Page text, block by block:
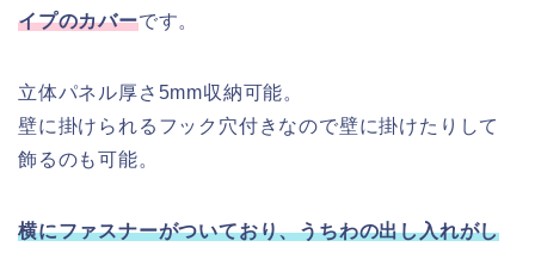
イプのカバーです。
立体パネル厚さ5mm収納可能。
壁に掛けられるフック穴付きなので壁に掛けたりして
飾るのも可能。
横にファスナーがついており、うちわの出し入れがし